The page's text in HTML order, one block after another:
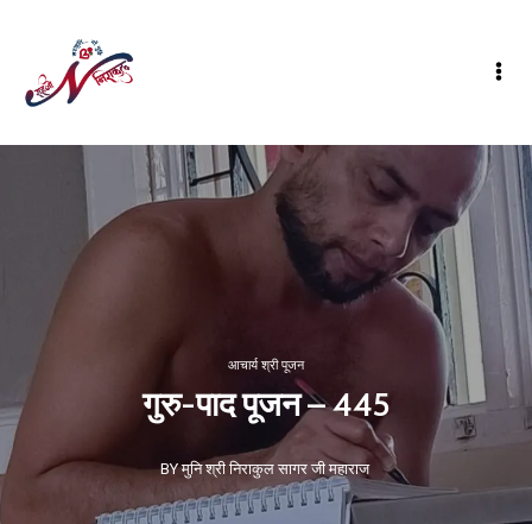
आचार्य श्री पूजन
गुरु-पाद पूजन – 445
BY मुनि श्री निराकुल सागर जी महाराज